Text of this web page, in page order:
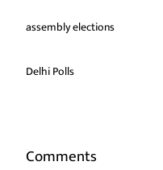
assembly elections
Delhi Polls
Comments